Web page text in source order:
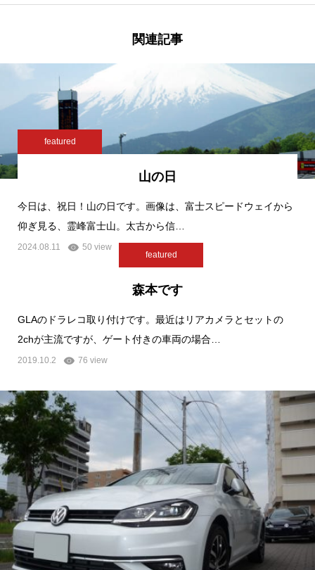
関連記事
featured
山の日
今日は、祝日！山の日です。画像は、富士スピードウェイから
仰ぎ見る、霊峰富士山。太古から信…
2024.08.11 50 view
featured
森本です
GLAのドラレコ取り付けです。最近はリアカメラとセットの
2chが主流ですが、ゲート付きの車両の場合…
2019.10.2 76 view